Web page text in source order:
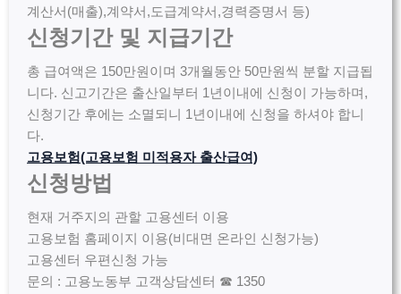
계산서(매출),계약서,도급계약서,경력증명서 등)
신청기간 및 지급기간
총 급여액은 150만원이며 3개월동안 50만원씩 분할 지급됩
니다. 신고기간은 출산일부터 1년이내에 신청이 가능하며,
신청기간 후에는 소멸되니 1년이내에 신청을 하셔야 합니
다.
고용보험(고용보험 미적용자 출산급여)
신청방법
현재 거주지의 관할 고용센터 이용
고용보험 홈페이지 이용(비대면 온라인 신청가능)
고용센터 우편신청 가능
문의 : 고용노동부 고객상담센터 ☎ 1350